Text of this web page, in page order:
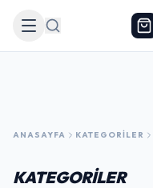
Arama
ANASAYFA KATEGORILER
KATEGORİLER